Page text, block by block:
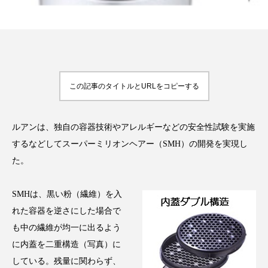
アスタキサンチン
アスレジャーコスメ アレルギー アロマ
アンチエイジング アンチソリチュード
ウェアラブルデバイス
ウェルビーイング エイジングケア
この記事のタイトルとURLをコピーする
ルアンは、独自の容器技術やアレルギーなどの安全性試験を実施
するなどしてスーパーミリオンヘアー（SMH）の開発を実現し
た。
SMHは、黒い粉（繊維）を入
れた容器を逆さにした場合で
も中の繊維が均一に出るよう
に内蓋を二重構造（写真）に
している。残量に関わらず、